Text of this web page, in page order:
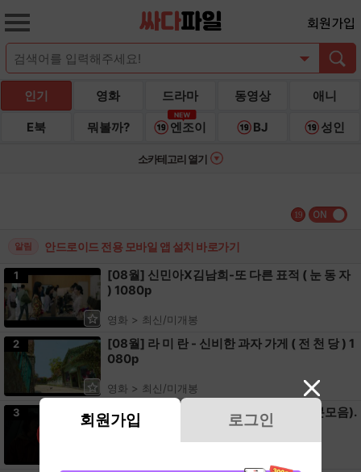
회원가입
인기 영화 드라마 동영상 애니
E북 뭐볼까? 엔조이 BJ 성인
소카테고리 열기
19
알림 안드로이드 전용 모바일 앱 설치 바로가기
1
[08월] 신민아X김남희-또 다른 표적 ( 눈 동 자
) 1080p
영화 > 최신/미개봉
2
[08월] 라 미 란 - 신비한 과자 가게 ( 전 천 당 ) 1
080p
영화 > 최신/미개봉
3
킬러들의 쇼핑몰 시즌2.E05-E06(공개분모음).
1080p.WEB-DL.AAC.2.0
회원가입 로그인